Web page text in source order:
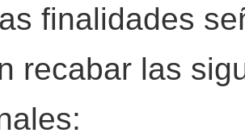
finalidades
recabar las